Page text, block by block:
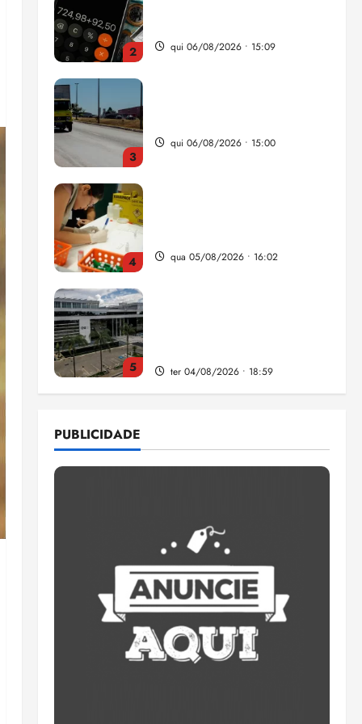
2 qui 06/08/2026 • 15:09
3
qui 06/08/2026 • 15:00
4 qua 05/08/2026 • 16:02
5 ter 04/08/2026 • 18:59
participação
qui 06/08/2026 • 15:18
2
da renda é comprometida
com dívidas
qui 06/08/2026 • 15:09
Entenda o que muda com a
nova Lei do Frete
qui 06/08/2026 • 15:00
PUBLICIDADE